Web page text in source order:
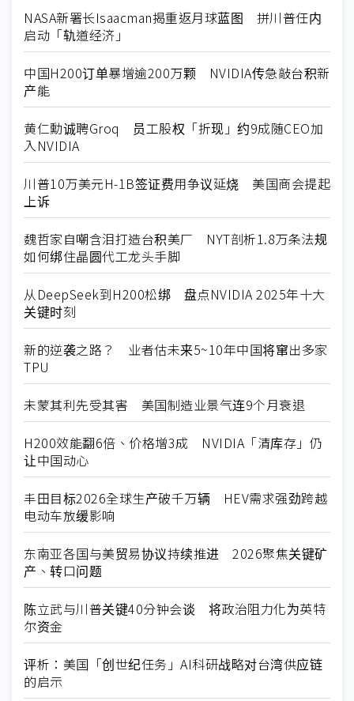
NASA新署长Isaacman揭重返月球蓝图 拼川普任内
启动「轨道经济」
中国H200订单暴增逾200万颗 NVIDIA传急敲台积新
产能
黄仁勳诚聘Groq 员工股权「折现」约9成随CEO加
入NVIDIA
川普10万美元H-1B签证费用争议延烧 美国商会提起
上诉
魏哲家自嘲含泪打造台积美厂 NYT剖析1.8万条法规
如何绑住晶圆代工龙头手脚
从DeepSeek到H200松绑 盘点NVIDIA 2025年十大
关键时刻
新的逆袭之路？ 业者估未来5~10年中国将窜出多家
TPU
未蒙其利先受其害 美国制造业景气连9个月衰退
H200效能翻6倍、价格增3成 NVIDIA「清库存」仍
让中国动心
丰田目标2026全球生产破千万辆 HEV需求强劲跨越
电动车放缓影响
东南亚各国与美贸易协议持续推进 2026聚焦关键矿
产、转口问题
陈立武与川普关键40分钟会谈 将政治阻力化为英特
尔资金
评析：美国「创世纪任务」AI科研战略对台湾供应链
的启示